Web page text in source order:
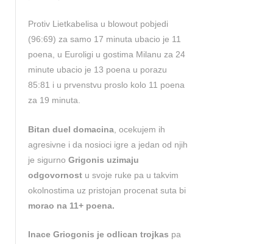
Protiv Lietkabelisa u blowout pobjedi
(96:69) za samo 17 minuta ubacio je 11
poena, u Euroligi u gostima Milanu za 24
minute ubacio je 13 poena u porazu
85:81 i u prvenstvu proslo kolo 11 poena
za 19 minuta.
Bitan duel domacina , ocekujem ih
agresivne i da nosioci igre a jedan od njih
je sigurno Grigonis uzimaju
odgovornost u svoje ruke pa u takvim
okolnostima uz pristojan procenat suta bi
morao na 11+ poena.
Inace Griogonis je odlican trojkas pa